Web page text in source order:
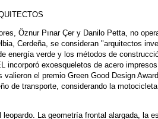
Öznur Pınar Çer y Danilo Petta, no
Cerdeña, se consideran "arquitectos
energía verde y los métodos de
incorporó exoesqueletos de acero
el premio Green Good Design
de transporte, considerando la
La geometría frontal alargada, la